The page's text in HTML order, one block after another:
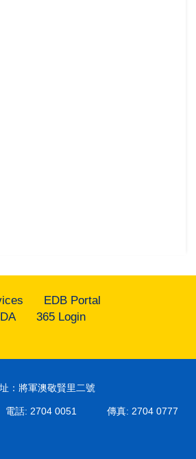
EDB Portal
365 Login
：將軍澳敬賢里二號
電話: 2704 0051 傳真: 2704 0777